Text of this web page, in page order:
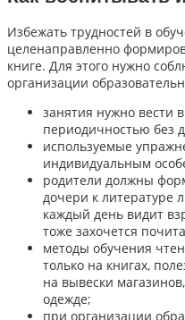
Избежать трудностей в
целенаправленно
книге. Для этого нужно
организации
занятия нужно вести
периодичностью без
используемые
индивидуальным
родители должны
дочери к
каждый день видит
тоже захочется
методы обучения
только на книгах,
на вывески
одежде;
при организации